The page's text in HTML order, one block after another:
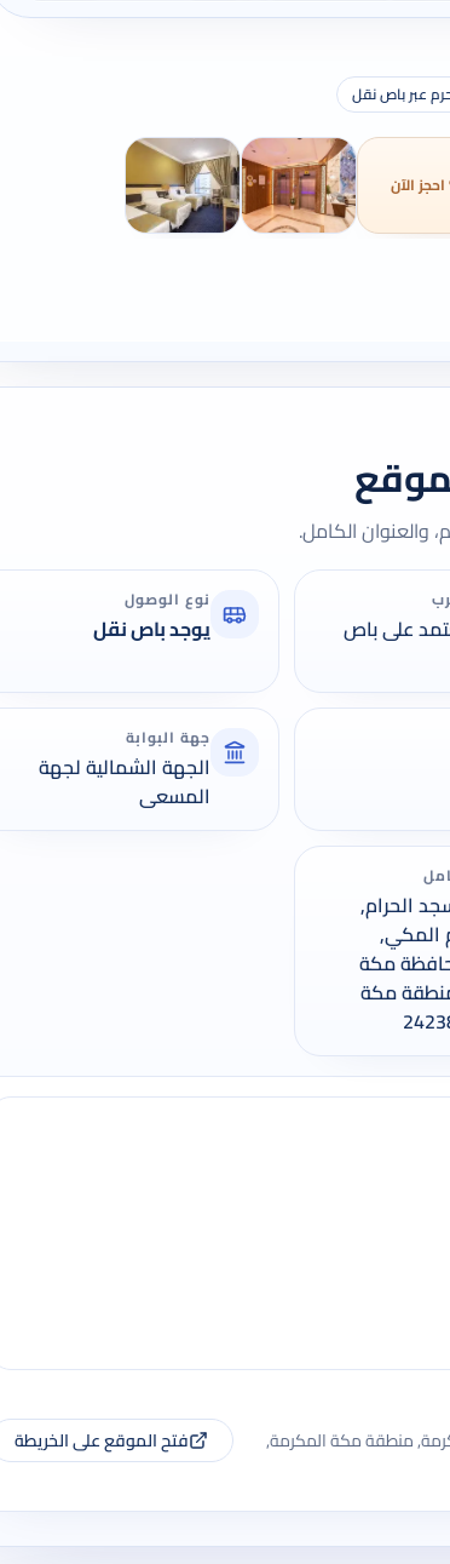
عبر باص نقل
الآن
الكامل.
على باص
نوع الوصول
يوجد باص نقل
جهة البوابة
الجهة الشمالية لجهة
المسعى
الحرام,
المكي,
مكة
مكة
منطقة مكة المكرمة,
فتح الموقع على الخريطة